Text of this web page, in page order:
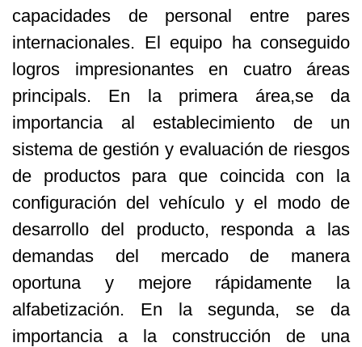
capacidades de personal entre pares
internacionales. El equipo ha conseguido
logros impresionantes en cuatro áreas
principals. En la primera área,se da
importancia al establecimiento de un
sistema de gestión y evaluación de riesgos
de productos para que coincida con la
configuración del vehículo y el modo de
desarrollo del producto, responda a las
demandas del mercado de manera
oportuna y mejore rápidamente la
alfabetización. En la segunda,
se da
importancia a la construcción de una